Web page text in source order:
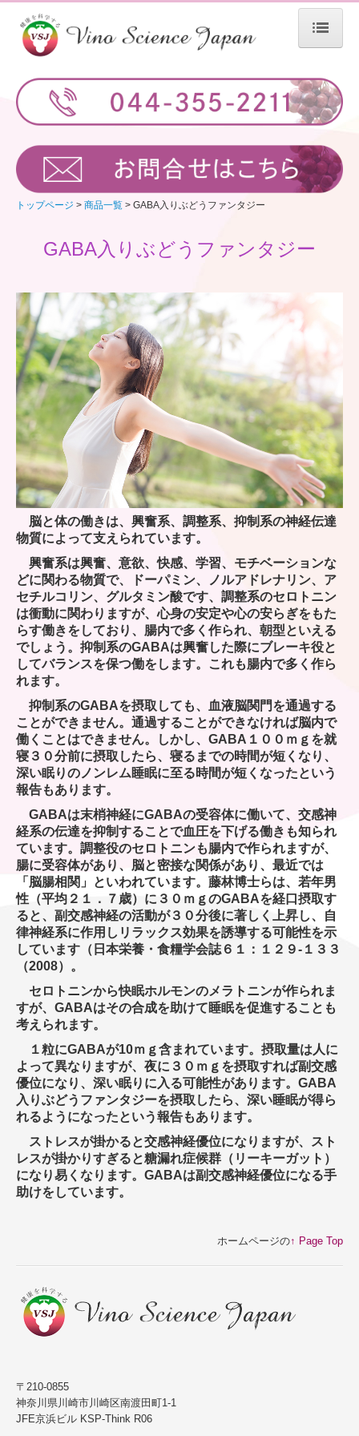
商品一覧
GABA入りぶどうファンタジー
会社概要
ご注文フォーム
新着情報
学術情報
セミナーイベント情報・食から考える健康
トップページ 商品一覧 GABA入りぶどうファンタジー
GABA入りぶどうファンタジー
脳と体の働きは、興奮系、調整系、抑制系の神経伝達
物質によって支えられています。
興奮系は興奮、意欲、快感、学習、モチベーションな
どに関わる物質で、ドーパミン、ノルアドレナリン、ア
セチルコリン、グルタミン酸です、調整系のセロトニン
は衝動に関わりますが、心身の安定や心の安らぎをもた
らす働きをしており、腸内で多く作られ、朝型といえる
でしょう。抑制系のGABAは興奮した際にブレーキ役と
してバランスを保つ働をします。これも腸内で多く作ら
れます。
抑制系のGABAを摂取しても、血液脳関門を通過する
ことができません。通過することができなければ脳内で
働くことはできません。しかし、GABA１００ｍｇを就
寝３０分前に摂取したら、寝るまでの時間が短くなり、
深い眠りのノンレム睡眠に至る時間が短くなったという
報告もあります。
GABAは末梢神経にGABAの受容体に働いて、交感神
経系の伝達を抑制することで血圧を下げる働きも知られ
ています。調整役のセロトニンも腸内で作られますが、
腸に受容体があり、脳と密接な関係があり、最近では
「脳腸相関」といわれています。藤林博士らは、若年男
性（平均２１．７歳）に３０ｍｇのGABAを経口摂取す
ると、副交感神経の活動が３０分後に著しく上昇し、自
律神経系に作用しリラックス効果を誘導する可能性を示
しています（日本栄養・食糧学会誌６１：１２９-１３３
（2008）。
セロトニンから快眠ホルモンのメラトニンが作られま
すが、GABAはその合成を助けて睡眠を促進することも
考えられます。
１粒にGABAが10ｍｇ含まれています。摂取量は人に
よって異なりますが、夜に３０ｍｇを摂取すれば副交感
優位になり、深い眠りに入る可能性があります。GABA
入りぶどうファンタジーを摂取したら、深い睡眠が得ら
れるようになったという報告もあります。
ストレスが掛かると交感神経優位になりますが、スト
レスが掛かりすぎると糖漏れ症候群（リーキーガット）
になり易くなります。GABAは副交感神経優位になる手
助けをしています。
ホームページの↑ Page Top
〒210-0855
神奈川県川崎市川崎区南渡田町1-1
JFE京浜ビル KSP-Think R06